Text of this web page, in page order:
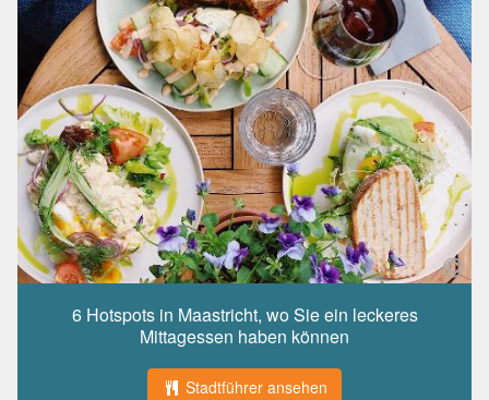
6 Hotspots in Maastricht, wo Sie ein leckeres
Mittagessen haben können
Stadtführer ansehen